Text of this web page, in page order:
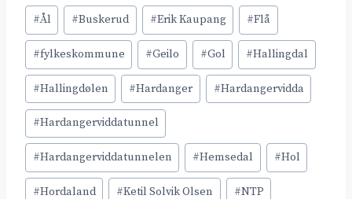
Post
Tags:
#Ål #Buskerud #Erik Kaupang #Flå
#fylkeskommune #Geilo #Gol #Hallingdal
#Hallingdølen #Hardanger #Hardangervidda
#Hardangerviddatunnel
#Hardangerviddatunnelen #Hemsedal #Hol
#Hordaland #Ketil Solvik Olsen #NTP